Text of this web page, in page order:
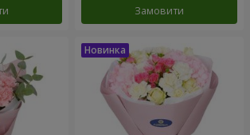
Замовити